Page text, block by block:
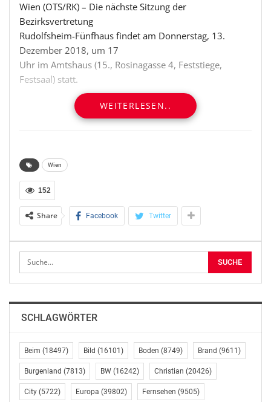
Wien (OTS/RK) – Die nächste Sitzung der
Bezirksvertretung
Rudolfsheim-Fünfhaus findet am Donnerstag, 13.
Dezember 2018, um 17
Uhr im Amtshaus (15., Rosinagasse 4, Feststiege,
Festsaal) statt.
Die Sitzung wird via Livestream übertragen:
https://bit.ly/2RvOwUF
Bezirksvorstehung für
den 15. Bezirk, Tel.: 01/4000-15111 bzw. E-Mail:
post@bv15.wien.gv.at
(Schluss) red
Sitzung der Bezirksvertretung Rudolfsheim-Fünfhaus
Datum: 13.12.2018, um 17:00 Uhr
Festsaal
PID-Rathauskorrespondenz
Presse- und Informationsdienst der Stadt Wien (MA 53)
Stadtredaktion, Diensthabende/r Redakteur/in
01 4000-81081
WEITERLESEN..
Wien
152
Share Facebook Twitter
SCHLAGWÖRTER
Beim (18497) Bild (16101) Boden (8749) Brand (9611)
Burgenland (7813) BW (16242) Christian (20426)
City (5722) Europa (39802) Fernsehen (9505)